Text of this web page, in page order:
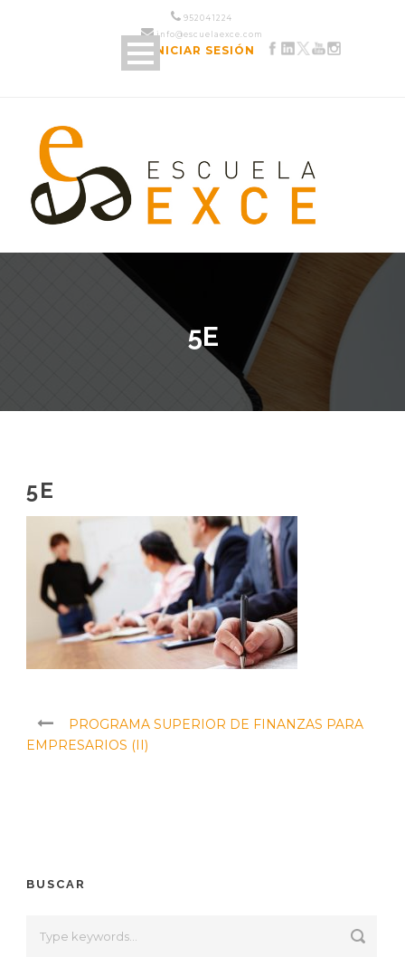
952 04 12 24
info@escuelaexce.com
INICIAR SESIÓN
5E
5E
PROGRAMA SUPERIOR DE FINANZAS PARA
EMPRESARIOS (II)
BUSCAR